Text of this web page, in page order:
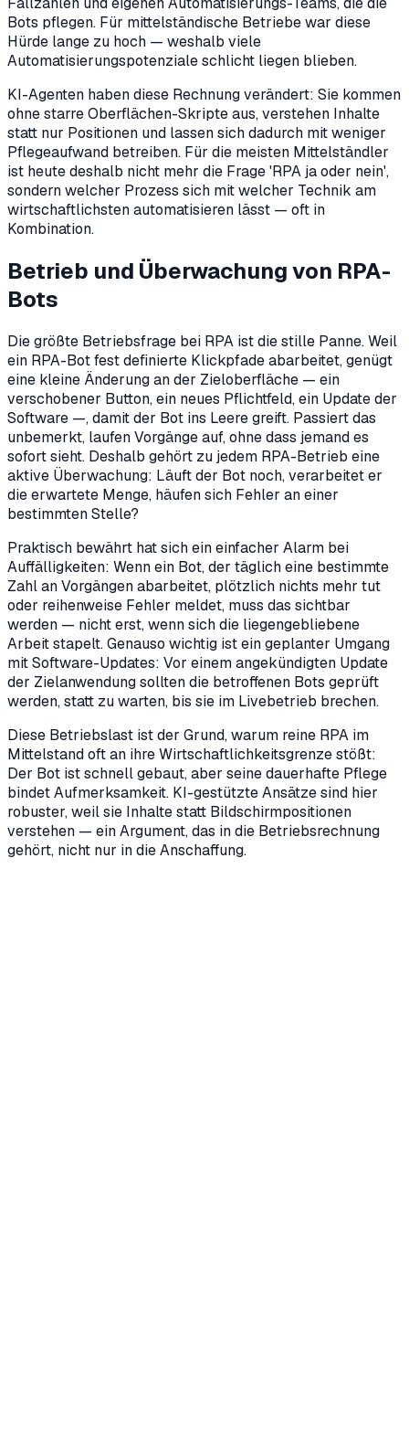
Bots pflegen. Für mittelständische Betriebe war diese
Hürde lange zu hoch — weshalb viele
Automatisierungspotenziale schlicht liegen blieben.
KI-Agenten haben diese Rechnung verändert: Sie kommen
ohne starre Oberflächen-Skripte aus, verstehen Inhalte
statt nur Positionen und lassen sich dadurch mit weniger
Pflegeaufwand betreiben. Für die meisten Mittelständler
ist heute deshalb nicht mehr die Frage 'RPA ja oder nein',
sondern welcher Prozess sich mit welcher Technik am
wirtschaftlichsten automatisieren lässt — oft in
Kombination.
Betrieb und Überwachung von RPA-
Bots
Die größte Betriebsfrage bei RPA ist die stille Panne. Weil
ein RPA-Bot fest definierte Klickpfade abarbeitet, genügt
eine kleine Änderung an der Zieloberfläche — ein
verschobener Button, ein neues Pflichtfeld, ein Update der
Software —, damit der Bot ins Leere greift. Passiert das
unbemerkt, laufen Vorgänge auf, ohne dass jemand es
sofort sieht. Deshalb gehört zu jedem RPA-Betrieb eine
aktive Überwachung: Läuft der Bot noch, verarbeitet er
die erwartete Menge, häufen sich Fehler an einer
bestimmten Stelle?
Praktisch bewährt hat sich ein einfacher Alarm bei
Auffälligkeiten: Wenn ein Bot, der täglich eine bestimmte
Zahl an Vorgängen abarbeitet, plötzlich nichts mehr tut
oder reihenweise Fehler meldet, muss das sichtbar
werden — nicht erst, wenn sich die liegengebliebene
Arbeit stapelt. Genauso wichtig ist ein geplanter Umgang
mit Software-Updates: Vor einem angekündigten Update
der Zielanwendung sollten die betroffenen Bots geprüft
werden, statt zu warten, bis sie im Livebetrieb brechen.
Diese Betriebslast ist der Grund, warum reine RPA im
Mittelstand oft an ihre Wirtschaftlichkeitsgrenze stößt:
Der Bot ist schnell gebaut, aber seine dauerhafte Pflege
bindet Aufmerksamkeit. KI-gestützte Ansätze sind hier
robuster, weil sie Inhalte statt Bildschirmpositionen
verstehen — ein Argument, das in die Betriebsrechnung
gehört, nicht nur in die Anschaffung.